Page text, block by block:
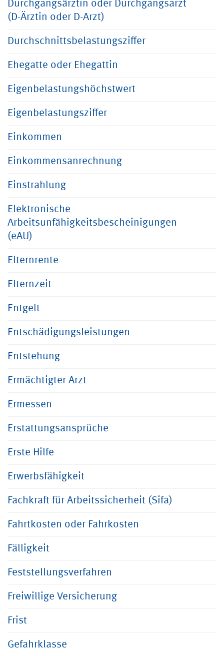
Durchgangsärztin oder Durchgangsarzt
(D-Ärztin oder D-Arzt)
Durchschnittsbelastungsziffer
Ehegatte oder Ehegattin
Eigenbelastungshöchstwert
Eigenbelastungsziffer
Einkommen
Einkommensanrechnung
Einstrahlung
Elektronische
Arbeitsunfähigkeitsbescheinigungen
(eAU)
Elternrente
Elternzeit
Entgelt
Entschädigungsleistungen
Entstehung
Ermächtigter Arzt
Ermessen
Erstattungsansprüche
Erste Hilfe
Erwerbsfähigkeit
Fachkraft für Arbeitssicherheit (Sifa)
Fahrtkosten oder Fahrkosten
Fälligkeit
Feststellungsverfahren
Freiwillige Versicherung
Frist
Gefahrklasse